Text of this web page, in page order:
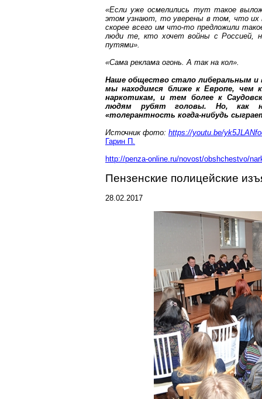
«Если уже осмелились тут такое
этом узнают, то уверены в том, что
скорее всего им что-то предложили
люди те, кто хочет войны с Россией,
путями».
«Сама реклама огонь. А так на кол».
Наше общество стало либеральным
мы находимся ближе к Европе, чем
наркотикам, и тем более к
людям рубят головы. Но, как
«толерантность когда-нибудь
Источник фото: https://youtu.be/
Гарин П.
http://penza-online.ru/novost/obshchestvo/
Пензенские полицейские
28.02.2017